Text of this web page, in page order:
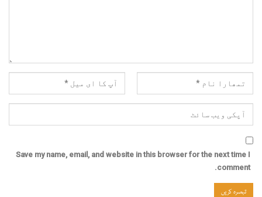
Save my name, email, and website in this browser for the next time I
comment.